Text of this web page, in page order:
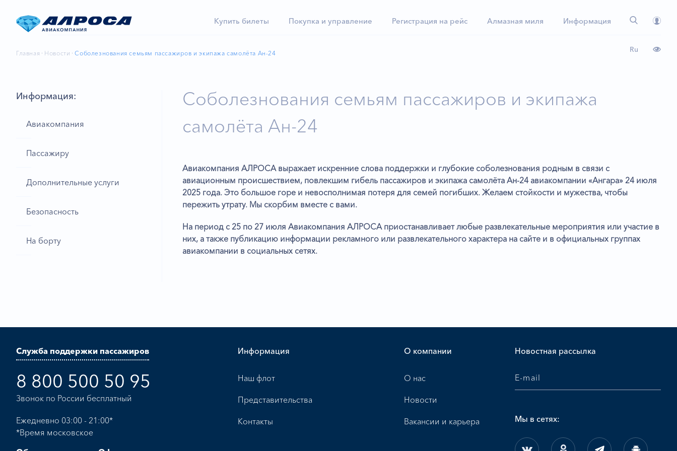
Купить билеты Покупка и управление Регистрация на рейс Алмазная миля Информация
Ru
Главная Новости Соболезнования семьям пассажиров и экипажа самолёта Ан-24
Информация:
Авиакомпания
Пассажиру
Дополнительные услуги
Безопасность
На борту
Соболезнования семьям пассажиров и экипажа
самолёта Ан-24
Авиакомпания АЛРОСА выражает искренние слова поддержки и глубокие соболезнования родным в связи с
авиационным происшествием, повлекшим гибель пассажиров и экипажа самолёта Ан-24 авиакомпании «Ангара» 24 июля
2025 года. Это большое горе и невосполнимая потеря для семей погибших. Желаем стойкости и мужества, чтобы
пережить утрату. Мы скорбим вместе с вами.
На период с 25 по 27 июля Авиакомпания АЛРОСА приостанавливает любые развлекательные мероприятия или участие в
них, а также публикацию информации рекламного или развлекательного характера на сайте и в официальных группах
авиакомпании в социальных сетях.
Служба поддержки пассажиров
8 800 500 50 95
Звонок по России бесплатный
Ежедневно 03:00 - 21:00*
*Время московское
Информация
Наш флот
Представительства
Контакты
О компании
О нас
Новости
Вакансии и карьера
Новостная рассылка
Мы в сетях: